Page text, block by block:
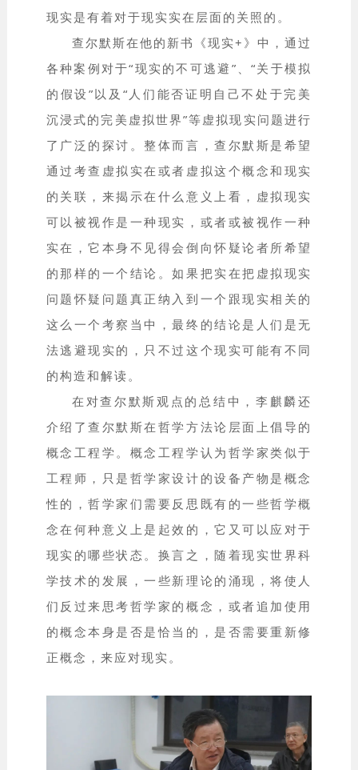
现实是有着对于现实实在层面的关照的。
查尔默斯在他的新书《现实+》中，通过
各种案例对于“现实的不可逃避”、“关于模拟
的假设”以及“人们能否证明自己不处于完美
沉浸式的完美虚拟世界”等虚拟现实问题进行
了广泛的探讨。整体而言，查尔默斯是希望
通过考查虚拟实在或者虚拟这个概念和现实
的关联，来揭示在什么意义上看，虚拟现实
可以被视作是一种现实，或者或被视作一种
实在，它本身不见得会倒向怀疑论者所希望
的那样的一个结论。如果把实在把虚拟现实
问题怀疑问题真正纳入到一个跟现实相关的
这么一个考察当中，最终的结论是人们是无
法逃避现实的，只不过这个现实可能有不同
的构造和解读。
在对查尔默斯观点的总结中，李麒麟还
介绍了查尔默斯在哲学方法论层面上倡导的
概念工程学。概念工程学认为哲学家类似于
工程师，只是哲学家设计的设备产物是概念
性的，哲学家们需要反思既有的一些哲学概
念在何种意义上是起效的，它又可以应对于
现实的哪些状态。换言之，随着现实世界科
学技术的发展，一些新理论的涌现，将使人
们反过来思考哲学家的概念，或者追加使用
的概念本身是否是恰当的，是否需要重新修
正概念，来应对现实。